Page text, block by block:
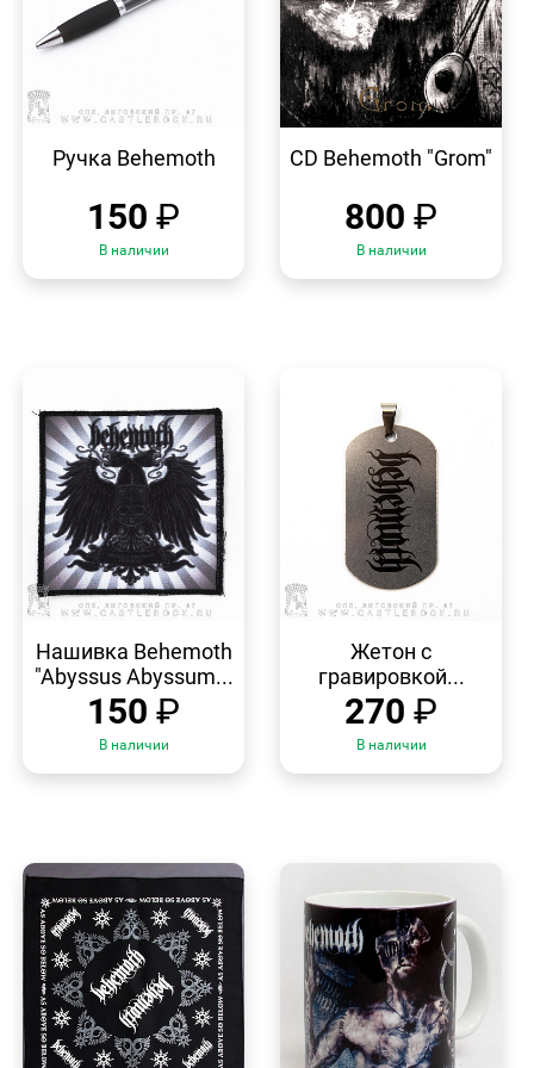
ПРОСМОТР
Ручка Behemoth
150 ₽
В наличии
ПРОСМОТР
CD Behemoth "Grom"
800 ₽
В наличии
ПРОСМОТР
Нашивка Behemoth
"Abyssus Abyssum...
150 ₽
В наличии
ПРОСМОТР
Жетон с
гравировкой...
270 ₽
В наличии